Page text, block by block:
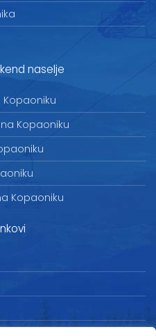
naselje
Kopaoniku
Kopaoniku
Kopaoniku